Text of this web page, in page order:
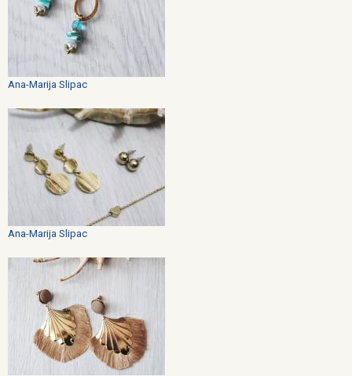
Ana-Marija Slipac
Ana-Marija Slipac